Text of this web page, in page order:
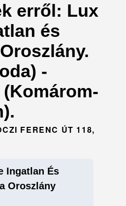
erről: Lux
és
-
FERENC ÚT 118,
Ingatlan És
Oroszlány